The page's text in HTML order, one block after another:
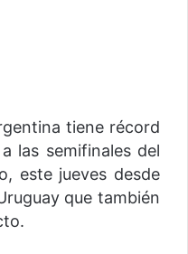
tiene récord
las semifinales del
este jueves desde
que también